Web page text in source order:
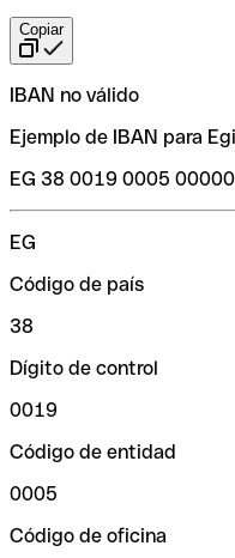
Copiar
IBAN no válido
Ejemplo de IBAN para
EG 38 0019 0005
EG
Código de país
38
Dígito de control
0019
Código de entidad
0005
Código de oficina